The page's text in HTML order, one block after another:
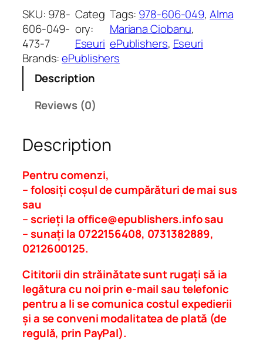
c
e
p
u
t
n
d
.
s
e
r
l
i
r
i
c
SKU: 978-
606-049-
473-7
Categ
ory:
Eseuri
Tags: 978-606-049, Alma
Mariana Ciobanu
ePublishers, Eseuri
Brands:ePublishers
Description
Reviews (0)
Description
Pentru comenzi,
– folosiți coșul de cumpărături de mai sus
sau
– scrieți laoffice@epublishers.infosau
– sunați la 0722156408, 0731382889,
0212600125.
Cititorii din străinătate sunt rugați să ia
legătura cu noi prin e-mail sau telefonic
pentru a li se comunica costul expedierii
și a se conveni modalitatea de plată (de
regulă, prin PayPal).